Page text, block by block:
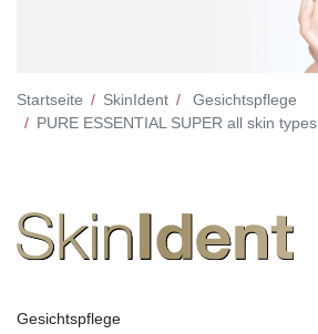
Startseite SkinIdent
Gesichtspflege
PURE ESSENTIAL SUPER all skin types
Gesichtspflege